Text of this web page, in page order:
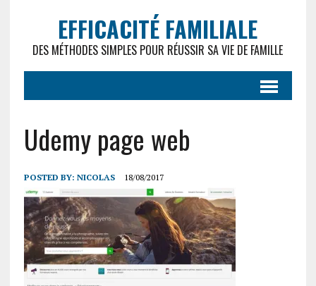
EFFICACITÉ FAMILIALE
DES MÉTHODES SIMPLES POUR RÉUSSIR SA VIE DE FAMILLE
Udemy page web
POSTED BY: NICOLAS 18/08/2017